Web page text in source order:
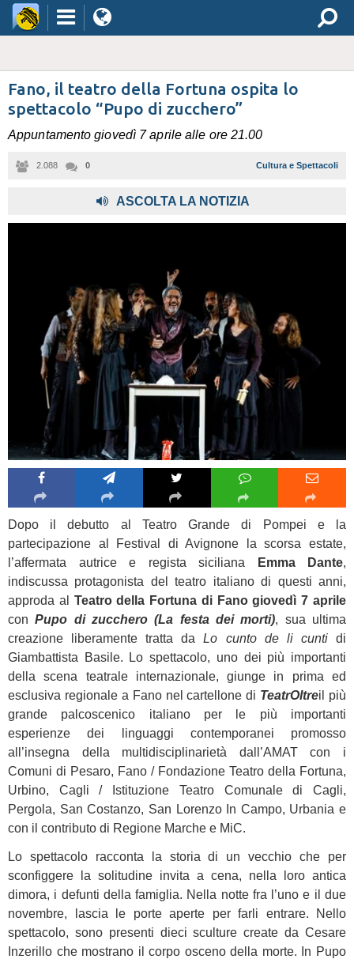
Fano, il teatro della Fortuna ospita lo
spettacolo “Pupo di zucchero”
Appuntamento giovedì 7 aprile alle ore 21.00
2.088 0 Cultura e Spettacoli
ASCOLTA LA NOTIZIA
Dopo il debutto al Teatro Grande di Pompei e la
partecipazione al Festival di Avignone la scorsa estate,
l’affermata autrice e regista siciliana
Emma Dante,
indiscussa protagonista del teatro italiano di questi anni,
approda al Teatro della Fortuna di Fano giovedì 7 aprile
conPupo di zucchero (La festa dei morti), sua ultima
creazione liberamente tratta daLo cunto de li cuntidi
Giambattista Basile. Lo spettacolo, uno dei più importanti
della scena teatrale internazionale, giunge in prima ed
esclusiva regionale a Fano nel cartellone di TeatrOltreil più
grande palcoscenico italiano per le più importanti
esperienze dei linguaggi contemporanei promosso
all’insegna della multidisciplinarietà dall’AMAT con i
Comuni di Pesaro, Fano / Fondazione Teatro della Fortuna,
Urbino, Cagli / Istituzione Teatro Comunale di Cagli,
Pergola, San Costanzo, San Lorenzo In Campo, Urbania e
con il contributo di Regione Marche e MiC.
Lo spettacolo racconta la storia di un vecchio che per
sconfiggere la solitudine invita a cena, nella loro antica
dimora, i defunti della famiglia. Nella notte fra l’uno e il due
novembre, lascia le porte aperte per farli entrare. Nello
spettacolo, sono presenti dieci sculture create da Cesare
Inzerillo che mostrano il corpo osceno della morte. In Pupo